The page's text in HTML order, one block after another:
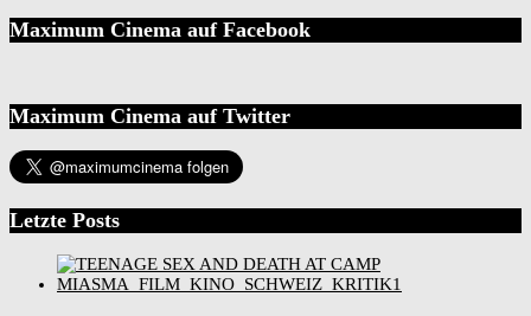
Maximum Cinema auf Facebook
Maximum Cinema auf Twitter
Letzte Posts